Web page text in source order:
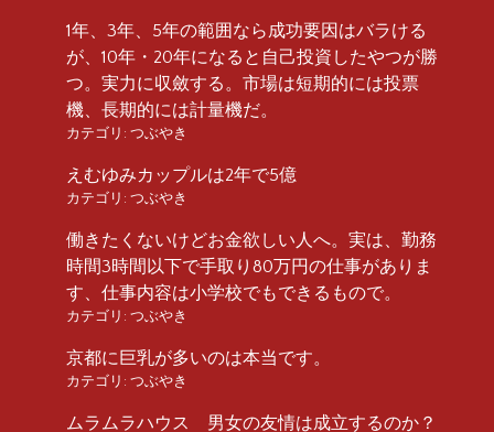
1年、3年、5年の範囲なら成功要因はバラける
が、10年・20年になると自己投資したやつが勝
つ。実力に収斂する。市場は短期的には投票
機、長期的には計量機だ。
カテゴリ: つぶやき
えむゆみカップルは2年で5億
カテゴリ: つぶやき
働きたくないけどお金欲しい人へ。実は、勤務
時間3時間以下で手取り80万円の仕事がありま
す、仕事内容は小学校でもできるもので。
カテゴリ: つぶやき
京都に巨乳が多いのは本当です。
カテゴリ: つぶやき
ムラムラハウス 男女の友情は成立するのか？